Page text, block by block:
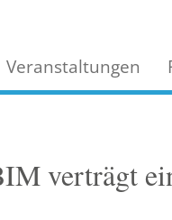
Veranstaltungen
verträgt